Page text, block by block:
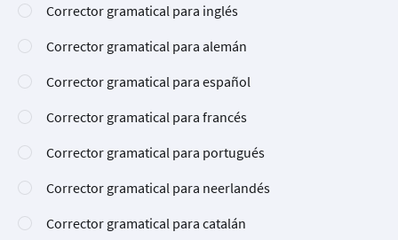
Corrector gramatical para inglés
Corrector gramatical para alemán
Corrector gramatical para español
Corrector gramatical para francés
Corrector gramatical para portugués
Corrector gramatical para neerlandés
Corrector gramatical para catalán